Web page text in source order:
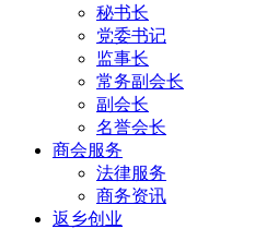
秘书长
党委书记
监事长
常务副会长
副会长
名誉会长
商会服务
法律服务
商务资讯
返乡创业